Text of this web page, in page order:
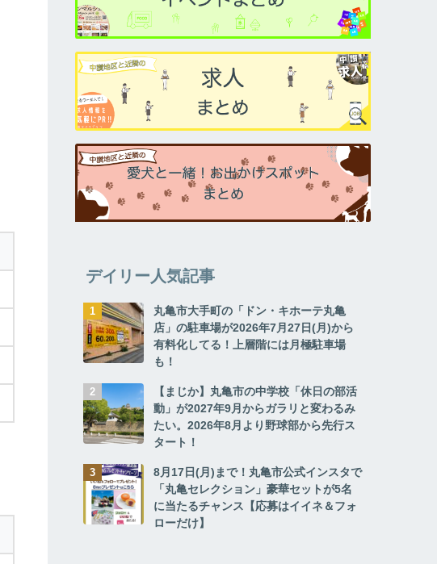
デイリー人気記事
丸亀市大手町の「ドン・キホーテ丸亀
店」の駐車場が2026年7月27日(月)から
有料化してる！上層階には月極駐車場
も！
【まじか】丸亀市の中学校「休日の部活
動」が2027年9月からガラリと変わるみ
たい。2026年8月より野球部から先行ス
タート！
8月17日(月)まで！丸亀市公式インスタで
「丸亀セレクション」豪華セットが5名
に当たるチャンス【応募はイイネ＆フォ
ローだけ】